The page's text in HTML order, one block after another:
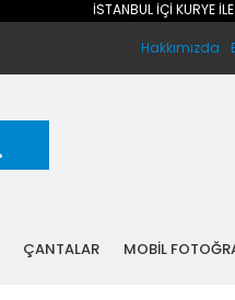
İSTANBUL İÇİ KURYE İLE
Hakkımızda
ÇANTALAR MOBİL